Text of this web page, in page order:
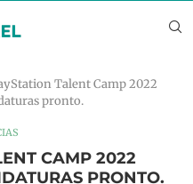
Talent Camp 2022
pronto.
CAMP 2022
PRONTO.